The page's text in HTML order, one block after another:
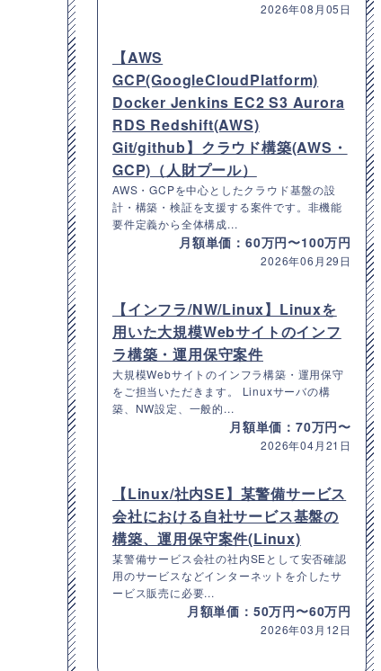
2026年08月05日
【AWS
GCP(GoogleCloudPlatform)
Docker Jenkins EC2 S3 Aurora
RDS Redshift(AWS)
Git/github】クラウド構築(AWS・
GCP)（人財プール）
AWS・GCPを中心としたクラウド基盤の設
計・構築・検証を支援する案件です。非機能
要件定義から全体構成...
月額単価：60万円〜100万円
2026年06月29日
【インフラ/NW/Linux】Linuxを
用いた大規模Webサイトのインフ
ラ構築・運用保守案件
大規模Webサイトのインフラ構築・運用保守
をご担当いただきます。 Linuxサーバの構
築、NW設定、一般的...
月額単価：70万円〜
2026年04月21日
【Linux/社内SE】某警備サービス
会社における自社サービス基盤の
構築、運用保守案件(Linux)
某警備サービス会社の社内SEとして安否確認
用のサービスなどインターネットを介したサ
ービス販売に必要...
月額単価：50万円〜60万円
2026年03月12日